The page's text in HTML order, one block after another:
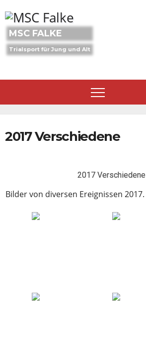
to
content
MSC FALKE
Trialsport für Jung und Alt
2017 Verschiedene
2017 Verschiedene
Bilder von diversen Ereignissen 2017.